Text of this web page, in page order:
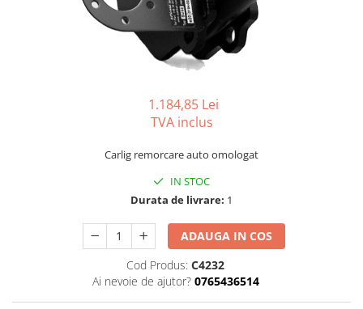
Carlige Citroen
1.184,85 Lei
TVA inclus
Carlig remorcare auto omologat
IN STOC
Durata de livrare: 1
ADAUGA IN COS
Cod Produs: C4232
Ai nevoie de ajutor? 0765436514